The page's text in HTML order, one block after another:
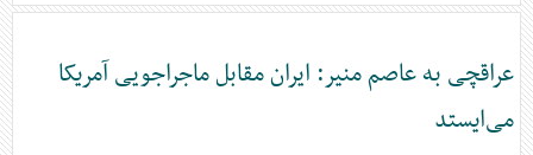
ها
عراقچی به عاصم منیر: ایران مقابل ماجراجویی آمریکا
می‌ایستد